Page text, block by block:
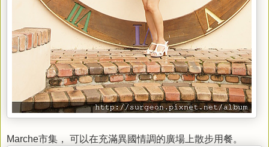
Marche市集， 可以在充滿異國情調的廣場上散步用餐。